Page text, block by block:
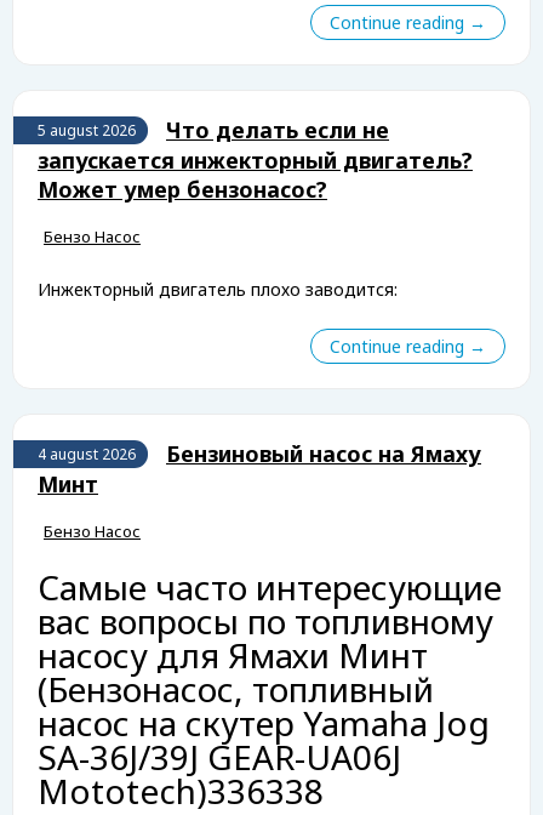
Continue reading →
5 august 2026
Что делать если не
запускается инжекторный двигатель?
Может умер бензонасос?
Бензо Насос
Инжекторный двигатель плохо заводится:
Continue reading →
4 august 2026
Бензиновый насос на Ямаху
Минт
Бензо Насос
Самые часто интересующие
вас вопросы по топливному
насосу для Ямахи Минт
(Бензонасос, топливный
насос на скутер Yamaha Jog
SA-36J/39J GEAR-UA06J
Mototech)336338